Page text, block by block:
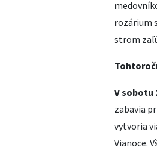
rozárium
strom
V sobotu
zabavia
vytvoria
Vianoce.